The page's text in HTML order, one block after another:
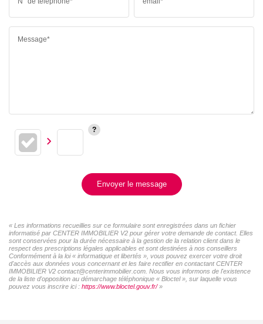
Message*
Envoyer le message
« Les informations recueillies sur ce formulaire sont enregistrées dans un fichier
informatisé par CENTER IMMOBILIER V2 pour gérer votre demande de contact. Elles
sont conservées pour la durée nécessaire à la gestion de la relation client dans le
respect des prescriptions légales applicables et sont destinées à nos conseillers
Conformément à la loi « informatique et libertés », vous pouvez exercer votre droit
d'accès aux données vous concernant et les faire rectifier en contactant CENTER
IMMOBILIER V2 contact@centerimmobilier.com. Nous vous informons de l'existence
de la liste d'opposition au démarchage téléphonique « Bloctel », sur laquelle vous
pouvez vous inscrire ici : https://www.bloctel.gouv.fr/»